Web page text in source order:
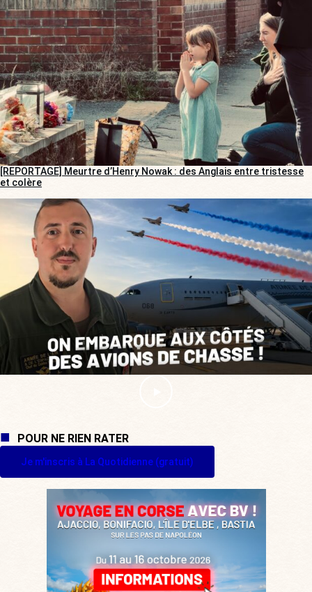
[REPORTAGE] Meurtre d’Henry Nowak : des Anglais entre tristesse
et colère
POUR NE RIEN RATER
Je m'inscris à La Quotidienne (gratuit)